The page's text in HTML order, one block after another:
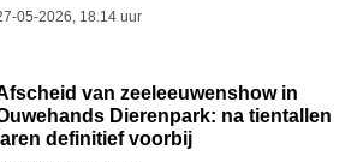
05-2026, 18.14 uur
van zeeleeuwenshow in
Dierenpark: na tientallen
definitief voorbij